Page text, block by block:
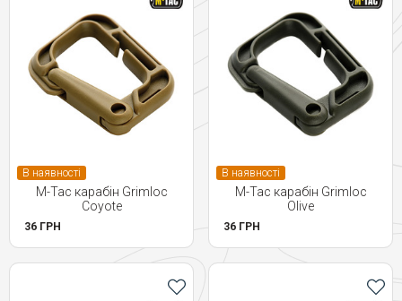
В наявності
M-Tac карабін Grimloc
Coyote
36 ГРН
В наявності
M-Tac карабін Grimloc
Olive
36 ГРН